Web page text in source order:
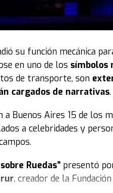
su función mecánica
en uno de los símbolos
de transporte, son
cargados de narrativas.
Buenos Aires 15 de los
a celebridades y
Ruedas” presentó
, creador de la Fundación